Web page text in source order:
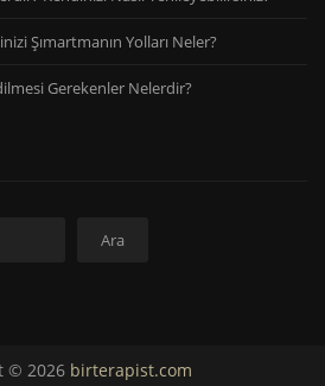
Şımartmanın Yolları Neler?
Gerekenler Nelerdir?
Ara
© 2026 birterapist.com